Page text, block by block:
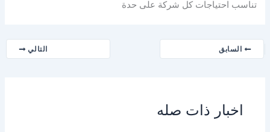
تناسب احتياجات كل شركة على حدة
السابق التالي
اخبار ذات صله